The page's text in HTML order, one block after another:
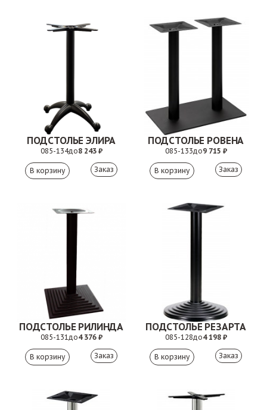
ПОДСТОЛЬЕ ЭЛИРА
085-134до8 243 ₽
Заказ
ПОДСТОЛЬЕ РОВЕНА
085-133до9 715 ₽
Заказ
ПОДСТОЛЬЕ РИЛИНДА
085-131до4 376 ₽
Заказ
ПОДСТОЛЬЕ РЕЗАРТА
085-128до4 198 ₽
Заказ